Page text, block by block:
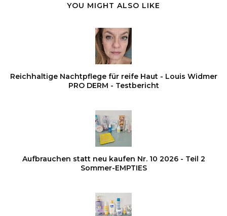
YOU MIGHT ALSO LIKE
Reichhaltige Nachtpflege für reife Haut - Louis Widmer
PRO DERM - Testbericht
Aufbrauchen statt neu kaufen Nr. 10 2026 - Teil 2
Sommer-EMPTIES